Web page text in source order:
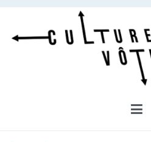
Aller
contenu